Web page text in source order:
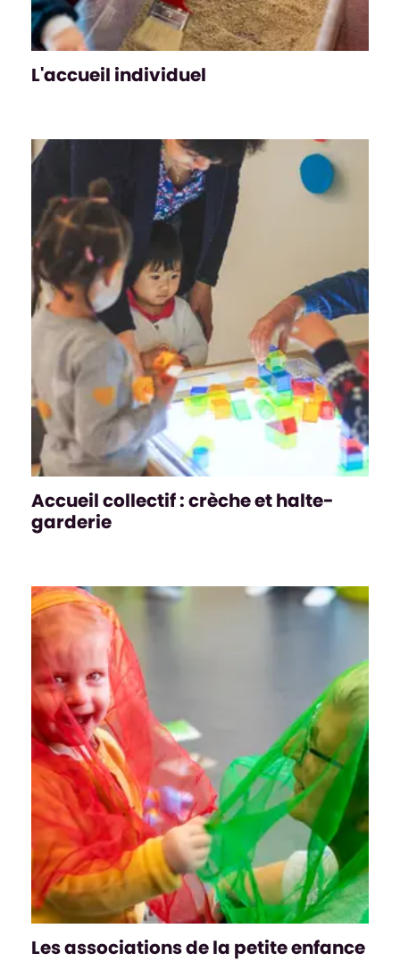
L'accueil individuel
Accueil collectif : crèche et halte-
garderie
Les associations de la petite enfance